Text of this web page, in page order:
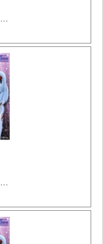
【プレミアム】全回転リーチ ユリカ全回転
【プレミアム】全回転リーチ ルリ全回転